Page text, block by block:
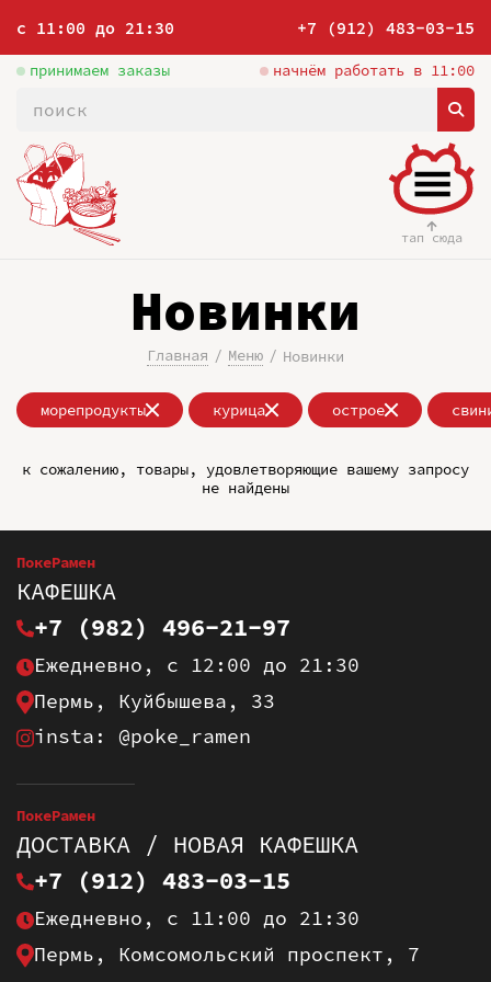
с 11:00 до 21:30 +7 (912) 483-03-15
принимаем заказы начнём работать в 11:00
тап сюда
Новинки
Главная Меню Новинки
морепродукты курица острое
к сожалению, товары, удовлетворяющие вашему запросу
не найдены
ПокеРамен
КАФЕШКА
+7 (982) 496-21-97
Ежедневно, с 12:00 до 21:30
Пермь, Куйбышева, 33
insta: @poke_ramen
ПокеРамен
ДОСТАВКА / НОВАЯ КАФЕШКА
+7 (912) 483-03-15
Ежедневно, с 11:00 до 21:30
Пермь, Комсомольский проспект, 7